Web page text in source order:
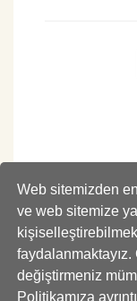
Web sitemizden
ve web sitemize
faydalanmaktayız.
değiştirmeniz
Politikamıza